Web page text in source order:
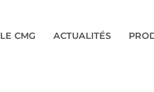
LE CMG ACTUALITÉS